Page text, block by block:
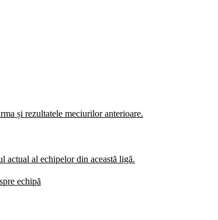
și rezultatele meciurilor anterioare.
actual al echipelor din această ligă.
echipă